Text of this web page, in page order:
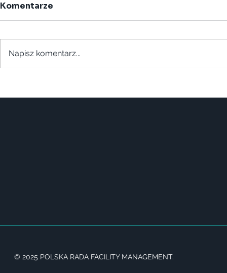
Komentarze
Napisz komentarz...
© 2025 POLSKA RADA FACILITY MANAGEMENT.